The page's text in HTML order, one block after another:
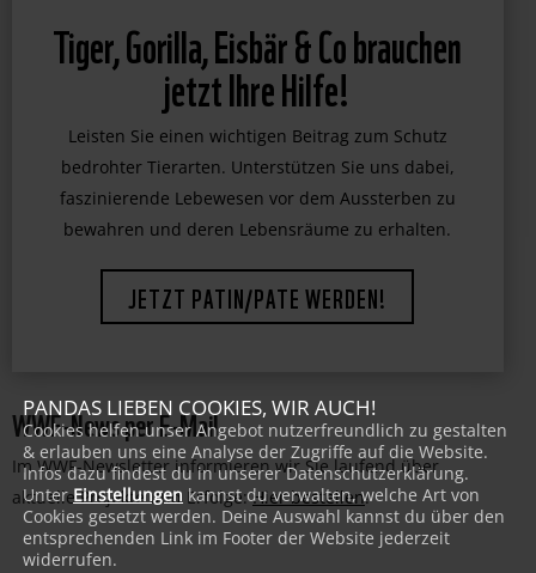
Tiger, Gorilla, Eisbär & Co brauchen
jetzt Ihre Hilfe!
Leisten Sie einen wichtigen Beitrag zum Schutz
bedrohter Tierarten. Unterstützen Sie uns dabei,
faszinierende Lebewesen vor dem Aussterben zu
bewahren und deren Lebensräume zu erhalten.
JETZT PATIN/PATE WERDEN!
WWF-News per E-Mail
Im WWF-Newsletter informieren wir Sie laufend über
aktuelle Projekte und Erfolge:Hier bestellen!
PANDAS LIEBEN COOKIES, WIR AUCH!
Cookies helfen unser Angebot nutzerfreundlich zu gestalten
& erlauben uns eine Analyse der Zugriffe auf die Website.
Infos dazu findest du in unserer Datenschutzerklärung.
UnterEinstellungen kannst du verwalten, welche Art von
Cookies gesetzt werden. Deine Auswahl kannst du über den
entsprechenden Link im Footer der Website jederzeit
widerrufen.